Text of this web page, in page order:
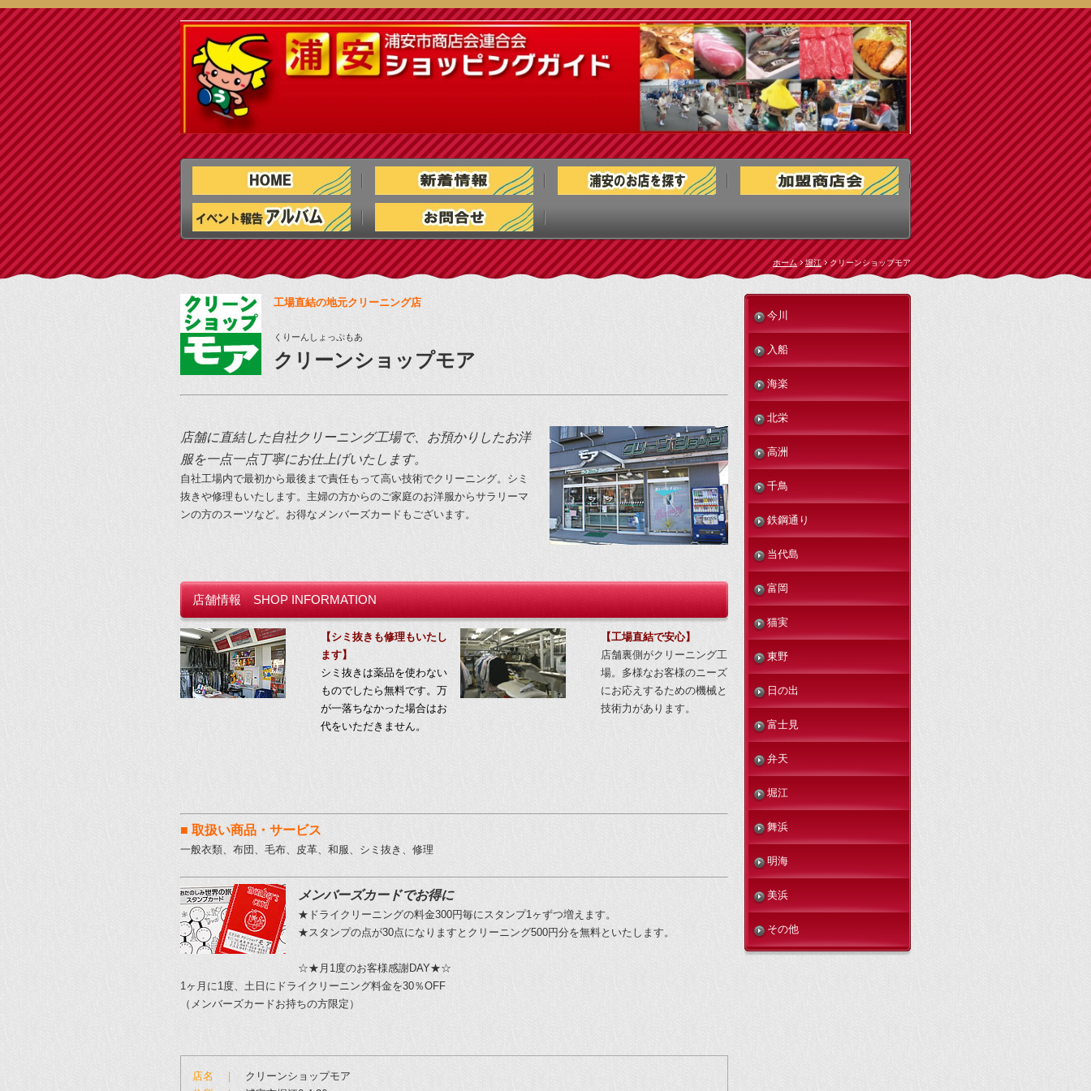
ホーム 堀江 クリーンショップモア
工場直結の地元クリーニング店
くりーんしょっぷもあ
クリーンショップモア
店舗に直結した自社クリーニング工場で、お預かりしたお洋
服を一点一点丁寧にお仕上げいたします。
自社工場内で最初から最後まで責任もって高い技術でクリーニング。シミ
抜きや修理もいたします。主婦の方からのご家庭のお洋服からサラリーマ
ンの方のスーツなど。お得なメンバーズカードもございます。
店舗情報 SHOP INFORMATION
【シミ抜きも修理もいたし
ます】
シミ抜きは薬品を使わない
ものでしたら無料です。万
が一落ちなかった場合はお
代をいただきません。
【工場直結で安心】
店舗裏側がクリーニング工
場。多様なお客様のニーズ
にお応えするための機械と
技術力があります。
■ 取扱い商品・サービス
一般衣類、布団、毛布、皮革、和服、シミ抜き、修理
メンバーズカードでお得に
★ドライクリーニングの料金300円毎にスタンプ1ヶずつ増えます。
★スタンプの点が30点になりますとクリーニング500円分を無料といたします。
☆★月1度のお客様感謝DAY★☆
1ヶ月に1度、土日にドライクリーニング料金を30％OFF
（メンバーズカードお持ちの方限定）
店名 ｜
クリーンショップモア
今川
入船
海楽
北栄
高洲
千鳥
鉄鋼通り
当代島
富岡
猫実
東野
日の出
富士見
弁天
堀江
舞浜
明海
美浜
その他